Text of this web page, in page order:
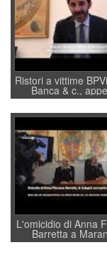
Ristori a vittime
Banca & c.,
sottosegretario
Villarosa: per
convochi con Di
a supporto della
regia al Mef
L'omicidio di Anna
Barretta a
indagini dei